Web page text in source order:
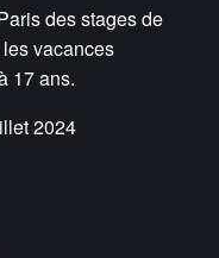
des stages de
vacances
17 ans.
2024